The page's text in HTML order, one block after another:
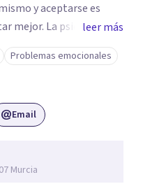
donde diálogo, además
para poder
sentido tiene y cuales
de uno mismo y mi
te puedan llevar a estar
haces.
leer más
Problemas emocionales
Email
Murcia